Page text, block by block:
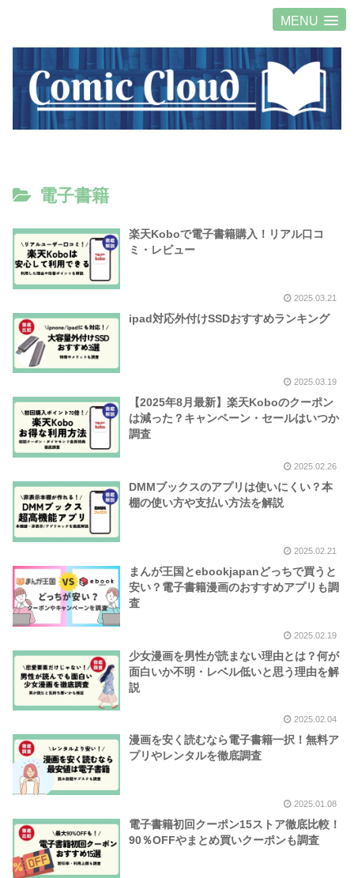
MENU
電子書籍
楽天Koboで電子書籍購入！リアル口コ
ミ・レビュー
2025.03.21
ipad対応外付けSSDおすすめランキング
2025.03.19
【2025年8月最新】楽天Koboのクーポン
は減った？キャンペーン・セールはいつか
調査
2025.02.26
DMMブックスのアプリは使いにくい？本
棚の使い方や支払い方法を解説
2025.02.21
まんが王国とebookjapanどっちで買うと
安い？電子書籍漫画のおすすめアプリも調
査
2025.02.19
少女漫画を男性が読まない理由とは？何が
面白いか不明・レベル低いと思う理由を解
説
2025.02.04
漫画を安く読むなら電子書籍一択！無料ア
プリやレンタルを徹底調査
2025.01.08
電子書籍初回クーポン15ストア徹底比較！
90％OFFやまとめ買いクーポンも調査